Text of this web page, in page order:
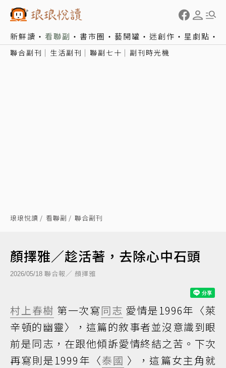
新鮮讀 看聯副 書市圈 藝開罐 迷創作 星劇點
聯合副刊 生活副刊 聯副七十 副刊時光機
琅琅悅讀 看聯副 聯合副刊
顏擇雅／趁活著，去除心中石頭
2026/05/18 聯合報／ 顏擇雅
村上春樹 第一次寫同志 愛情是1996年〈萊
辛頓的幽靈〉，這篇的敘事者並沒意識到眼
前是同志，在跟他傾訴愛情終結之苦。下次
再寫則是1999年〈泰國 〉，這篇女主角就